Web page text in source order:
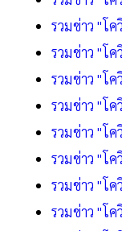
รวมข่าว "โ
รวมข่าว "โ
รวมข่าว "โ
รวมข่าว "โ
รวมข่าว "โ
รวมข่าว "โ
รวมข่าว "โ
รวมข่าว "โ